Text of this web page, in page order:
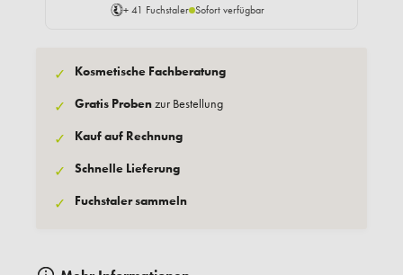
+ 41 Fuchstaler Sofort verfügbar
✓ Kosmetische Fachberatung
✓ Gratis Probenzur Bestellung
✓ Kauf auf Rechnung
✓ Schnelle Lieferung
✓ Fuchstaler sammeln